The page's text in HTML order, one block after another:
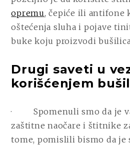
opremu, čepiće ili antifone
oštećenja sluha i pojave
buke koju proizvodi
Drugi saveti u
korišćenjem
·
Spomenuli smo da je
zaštitne naočare i štitnike
tome, pomislili bismo da je